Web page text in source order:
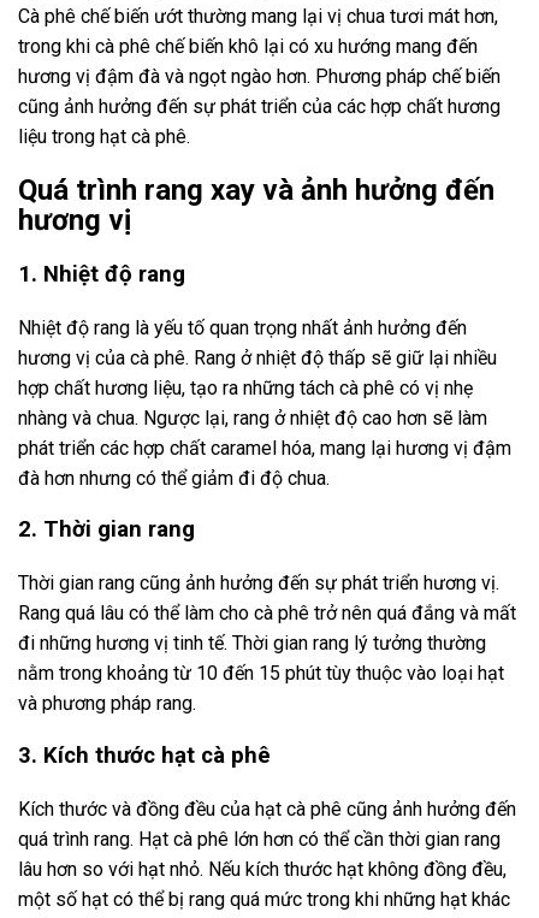
Cà phê chế biến ướt thường mang lại vị chua tươi mát hơn,
trong khi cà phê chế biến khô lại có xu hướng mang đến
hương vị đậm đà và ngọt ngào hơn. Phương pháp chế biến
cũng ảnh hưởng đến sự phát triển của các hợp chất hương
liệu trong hạt cà phê.
Quá trình rang xay và ảnh hưởng đến
hương vị
1. Nhiệt độ rang
Nhiệt độ rang là yếu tố quan trọng nhất ảnh hưởng đến
hương vị của cà phê. Rang ở nhiệt độ thấp sẽ giữ lại nhiều
hợp chất hương liệu, tạo ra những tách cà phê có vị nhẹ
nhàng và chua. Ngược lại, rang ở nhiệt độ cao hơn sẽ làm
phát triển các hợp chất caramel hóa, mang lại hương vị đậm
đà hơn nhưng có thể giảm đi độ chua.
2. Thời gian rang
Thời gian rang cũng ảnh hưởng đến sự phát triển hương vị.
Rang quá lâu có thể làm cho cà phê trở nên quá đắng và mất
đi những hương vị tinh tế. Thời gian rang lý tưởng thường
nằm trong khoảng từ 10 đến 15 phút tùy thuộc vào loại hạt
và phương pháp rang.
3. Kích thước hạt cà phê
Kích thước và đồng đều của hạt cà phê cũng ảnh hưởng đến
quá trình rang. Hạt cà phê lớn hơn có thể cần thời gian rang
lâu hơn so với hạt nhỏ. Nếu kích thước hạt không đồng đều,
một số hạt có thể bị rang quá mức trong khi những hạt khác